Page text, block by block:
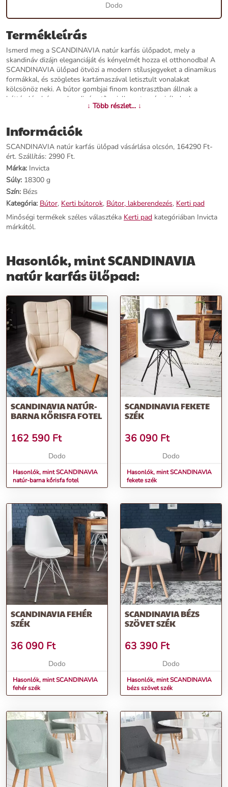
Dodo
Termékleírás
Ismerd meg a SCANDINAVIA natúr karfás ülőpadot, mely a
skandináv dizájn eleganciáját és kényelmét hozza el otthonodba! A
SCANDINAVIA ülőpad ötvözi a modern stílusjegyeket a dinamikus
formákkal, és szögletes kartámaszával letisztult vonalakat
kölcsönöz neki. A bútor gombjai finom kontrasztban állnak a
háttámlával, így a skandináv stílus jellegzetességei élednek meg a
természetes anyagok és semleges színek világában.
Termékjellemzők:
Név:SCANDINAVIA natúr karfás ülőpad
Ár:140690 Ft
Márka: Invicta
Kategória:Kerti pad
Tömeg:18300 g
Szín:Bézs
Szállítási díj:
2990 Ft
Skandináv dizájn:Letisztult vonalak és geometrikus hatás.
Kényelmes ülés:Dinamikus formák és kényelmes kialakítás.
Természetes anyagok:A skandináv stílus jellegzetességei a
Rendeld meg most, és teremtsd meg otthonodban a skandináv
elegancia és kényelem tökéletes harmóniáját a SCANDINAVIA
ülőpaddal!
További információk>>
↓ Több részlet... ↓
Információk
SCANDINAVIA natúr karfás ülőpad vásárlása olcsón, 164290 Ft-
ért. Szállítás: 2990 Ft.
Márka: Invicta
Súly: 18300 g
Szín: Bézs
Kategória: Bútor, Kerti bútorok, Bútor, lakberendezés, Kerti pad
Minőségi termékek széles választéka Kerti pad kategóriában Invicta
márkától.
Hasonlók, mint SCANDINAVIA
natúr karfás ülőpad:
SCANDINAVIA NATÚR-
BARNA KŐRISFA FOTEL
162 590 Ft
Dodo
Hasonlók, mint SCANDINAVIA
natúr-barna kőrisfa fotel
SCANDINAVIA FEKETE
SZÉK
36 090 Ft
Dodo
Hasonlók, mint SCANDINAVIA
fekete szék
SCANDINAVIA FEHÉR
SZÉK
36 090 Ft
Dodo
Hasonlók, mint SCANDINAVIA
fehér szék
SCANDINAVIA BÉZS
SZÖVET SZÉK
63 390 Ft
Dodo
Hasonlók, mint SCANDINAVIA
bézs szövet szék